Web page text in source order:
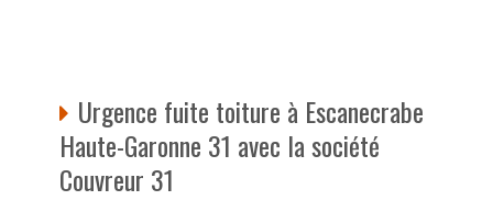
Urgence fuite toiture à Escanecrabe
Haute-Garonne 31 avec la société
Couvreur 31